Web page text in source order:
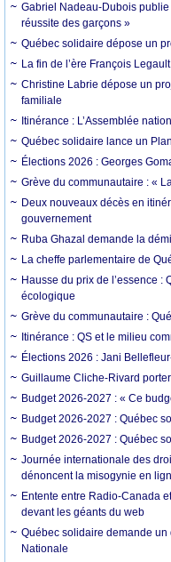
Gabriel Nadeau-Dubois publie
réussite des garçons »
Québec solidaire dépose un
La fin de l’ère François
Christine Labrie dépose un
familiale
Itinérance : L’Assemblée
Québec solidaire lance un
Élections 2026 : Georges
Grève du communautaire : «
Deux nouveaux décès en
gouvernement
Ruba Ghazal demande la
La cheffe parlementaire de
Hausse du prix de l’essence
écologique
Grève du communautaire :
Itinérance : QS et le milieu
Élections 2026 : Jani
Guillaume Cliche-Rivard
Budget 2026-2027 : « Ce
Budget 2026-2027 : Québec
Budget 2026-2027 : Québec
Journée internationale des
dénoncent la misogynie en
Entente entre Radio-Canada
devant les géants du web
Québec solidaire demande un
Nationale